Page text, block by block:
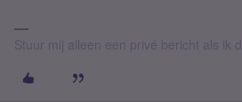
Stuur mij alleen een privé bericht als ik